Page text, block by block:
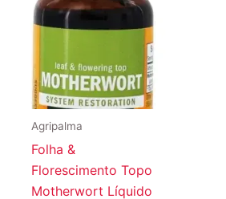
Agripalma
Folha &
Florescimento Topo
Motherwort Líquido